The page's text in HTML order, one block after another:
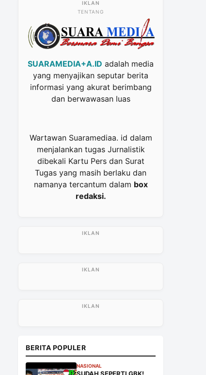
TENTANG
SUARAMEDIA+A.ID adalah media
yang menyajikan seputar berita
informasi yang akurat berimbang
dan berwawasan luas
Wartawan Suaramediaa. id dalam
menjalankan tugas Jurnalistik
dibekali Kartu Pers dan Surat
Tugas yang masih berlaku dan
namanya tercantum dalam box
redaksi.
BERITA POPULER
NASIONAL